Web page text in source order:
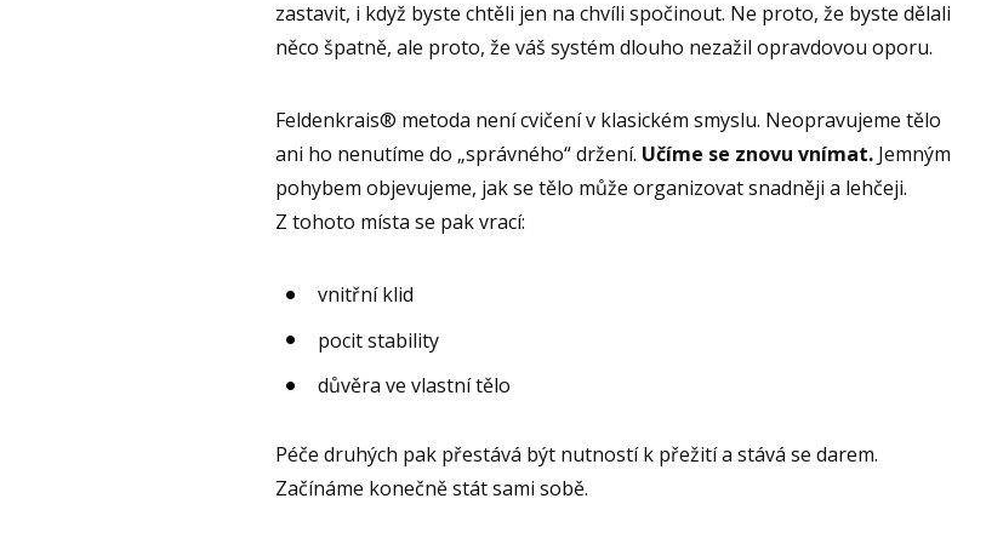
zastavit, i když byste chtěli jen na chvíli spočinout. Ne proto, že byste dělali
něco špatně, ale proto, že váš systém dlouho nezažil opravdovou oporu.
Feldenkrais® metoda není cvičení v klasickém smyslu. Neopravujeme tělo
ani ho nenutíme do „správného“ držení. Učíme se znovu vnímat. Jemným
pohybem objevujeme, jak se tělo může organizovat snadněji a lehčeji.
Z tohoto místa se pak vrací:
vnitřní klid
pocit stability
důvěra ve vlastní tělo
Péče druhých pak přestává být nutností k přežití a stává se darem.
Začínáme konečně stát sami sobě.